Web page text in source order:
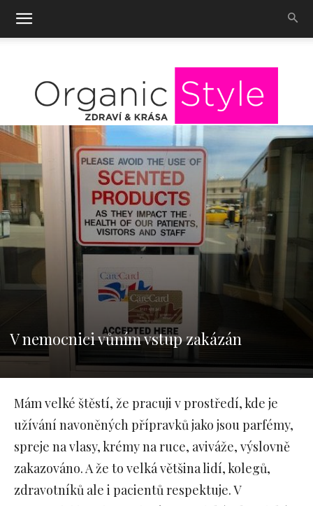
OrganicStyle
V nemocnici vůním vstup zakázán
Mám velké štěstí, že pracuji v prostředí, kde je
užívání navoněných přípravků jako jsou parfémy,
spreje na vlasy, krémy na ruce, aviváže, výslovně
zakazováno. A že to velká většina lidí, kolegů,
zdravotníků ale i pacientů respektuje. V